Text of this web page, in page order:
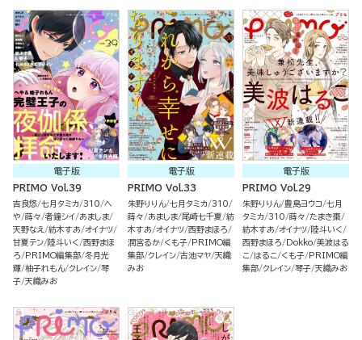
電子版
PRIMO Vol.39
吉良悠 七月タミカ 310 へ
や 蒔々 者鐘シイ あましま
天野なえ
紡木すあ オイナツ
甘夏テン 陸斗いく 西野まほ
ろ
PRIMO編集部 冬月光
輝 柚子れもん クレイン 琴
子 天織みお
電子版
PRIMO Vol.33
朱野りりん 七月タミカ 310
蒔々
あましま 尾崎七千夏 紡
木すあ オイナツ 西野まほろ
潤宮るか くも子
PRIMO編
集部 クレイン 古池マヤ 天織
みお
電子版
PRIMO Vol.29
朱野りりん 豊島ヨウコ 七月
タミカ 310 蒔々 たまき棗
紡木すあ オイナツ 陸斗いく
西野まほろ
Dokko 美波はる
こ
はるこ くも子
PRIMO編
集部 クレイン 琴子 天織みお